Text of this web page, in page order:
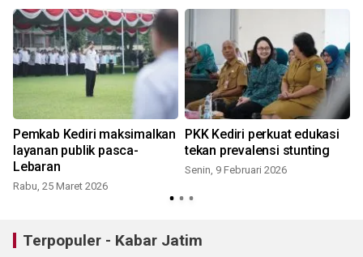
Pemkab Kediri maksimalkan
layanan publik pasca-
Lebaran
Rabu, 25 Maret 2026
PKK Kediri perkuat edukasi
tekan prevalensi stunting
Senin, 9 Februari 2026
Terpopuler - Kabar Jatim